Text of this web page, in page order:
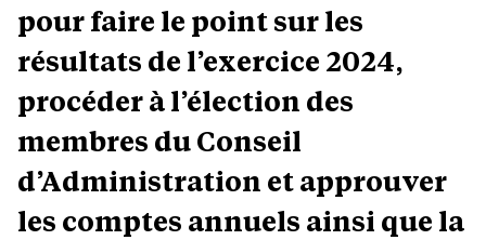
pour faire le point sur les
résultats de l’exercice 2024,
procéder à l’élection des
membres du Conseil
d’Administration et approuver
les comptes annuels ainsi que la